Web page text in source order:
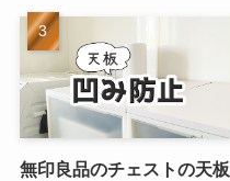
無印良品のチェストの天板